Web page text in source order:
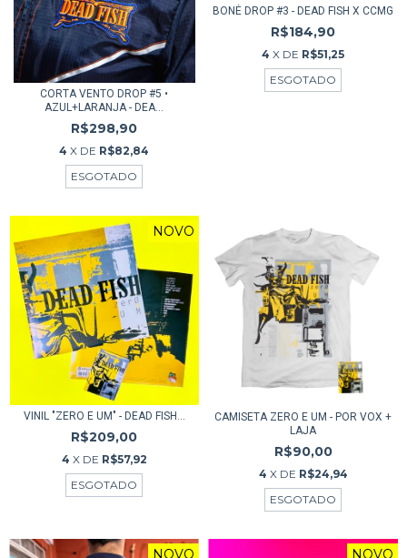
CORTA VENTO DROP #5 •
AZUL+LARANJA - DEA...
R$298,90
4 X DE R$82,84
ESGOTADO
BONÉ DROP #3 - DEAD FISH X CCMG
R$184,90
4 X DE R$51,25
ESGOTADO
NOVO
VINIL "ZERO E UM" - DEAD FISH...
R$209,00
4 X DE R$57,92
ESGOTADO
CAMISETA ZERO E UM - POR VOX +
LAJA
R$90,00
4 X DE R$24,94
ESGOTADO
NOVO NOVO